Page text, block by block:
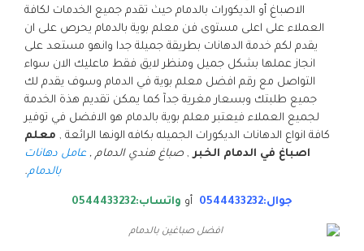
الاصباغ أو الديكورات بالدمام حيث تقدم جميع الخدمات لكافة
العملاء على اعلى مستوى فن معلم بوية بالدمام يحرص على ان
يقدم لكم خدمة الدهانات بطريقة جميلة جدا وانهو مستعد على
انجاز عملها بشكل جميل ومنظر لايق فقط ماعليك الان سواء
التواصل مع رقم افضل معلم بوية في الدمام وسوف يقدم لك
جميع طلبتك وبسعار مغرية جدآ كما يمكن تقديم هذة الخدمة
لجميع العملاء فيعتبر معلم بوية بالدمام هو الافضل في توفير
كافة انواع الدهانات الديكورات الجميله بكافه الونها الرائعة , معلم
اصباغ في الدمام الخبر , صباغ هندي الدمام , عامل دهانات
بالدمام.
جوال:0544433232 أو واتساب:0544433232